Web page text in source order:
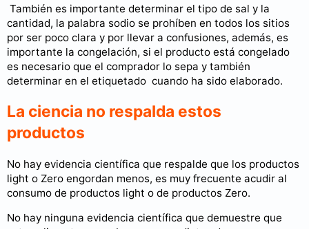
También es importante determinar el tipo de sal y la
cantidad, la palabra sodio se prohíben en todos los sitios
por ser poco clara y por llevar a confusiones, además, es
importante la congelación, si el producto está congelado
es necesario que el comprador lo sepa y también
determinar en el etiquetado cuando ha sido elaborado.
La ciencia no respalda estos
productos
No hay evidencia científica que respalde que los productos
light o Zero engordan menos, es muy frecuente acudir al
consumo de productos light o de productos Zero.
No hay ninguna evidencia científica que demuestre que